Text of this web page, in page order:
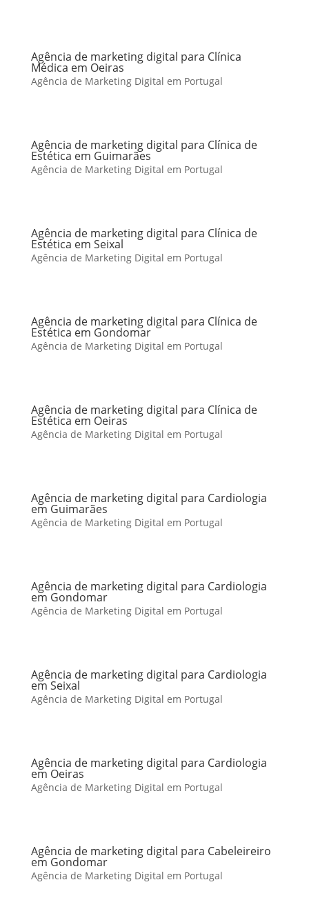
Agência de marketing digital para Clínica
Médica em Oeiras
Agência de Marketing Digital em Portugal
Agência de marketing digital para Clínica de
Estética em Guimarães
Agência de Marketing Digital em Portugal
Agência de marketing digital para Clínica de
Estética em Seixal
Agência de Marketing Digital em Portugal
Agência de marketing digital para Clínica de
Estética em Gondomar
Agência de Marketing Digital em Portugal
Agência de marketing digital para Clínica de
Estética em Oeiras
Agência de Marketing Digital em Portugal
Agência de marketing digital para Cardiologia
em Guimarães
Agência de Marketing Digital em Portugal
Agência de marketing digital para Cardiologia
em Gondomar
Agência de Marketing Digital em Portugal
Agência de marketing digital para Cardiologia
em Seixal
Agência de Marketing Digital em Portugal
Agência de marketing digital para Cardiologia
em Oeiras
Agência de Marketing Digital em Portugal
Agência de marketing digital para Cabeleireiro
em Gondomar
Agência de Marketing Digital em Portugal